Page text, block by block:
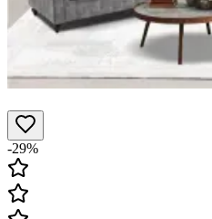
-29%